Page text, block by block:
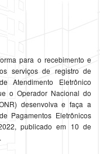
para o recebimento e
serviços de registro de
Atendimento Eletrônico
o Operador Nacional do
desenvolva e faça a
Pagamentos Eletrônicos
publicado em 10 de